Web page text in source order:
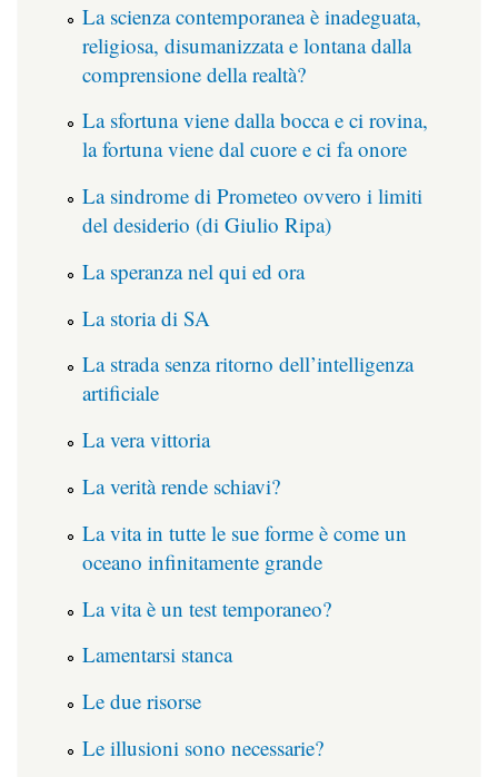
La scienza contemporanea è inadeguata,
religiosa, disumanizzata e lontana dalla
comprensione della realtà?
La sfortuna viene dalla bocca e ci rovina,
la fortuna viene dal cuore e ci fa onore
La sindrome di Prometeo ovvero i limiti
del desiderio (di Giulio Ripa)
La speranza nel qui ed ora
La storia di SA
La strada senza ritorno dell’intelligenza
artificiale
La vera vittoria
La verità rende schiavi?
La vita in tutte le sue forme è come un
oceano infinitamente grande
La vita è un test temporaneo?
Lamentarsi stanca
Le due risorse
Le illusioni sono necessarie?